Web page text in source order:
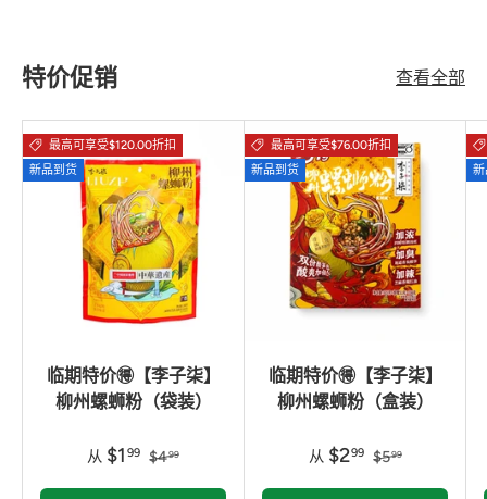
特价促销 查看全部
最高可享受$120.00折扣
新品到货
临期特价🉐【李子柒】
柳州螺蛳粉（袋装）
从 $1 99 $499
最高可享受$76.00折扣
新品到货
临期特价🉐【李子柒】
柳州螺蛳粉（盒装）
从 $299 $599
新